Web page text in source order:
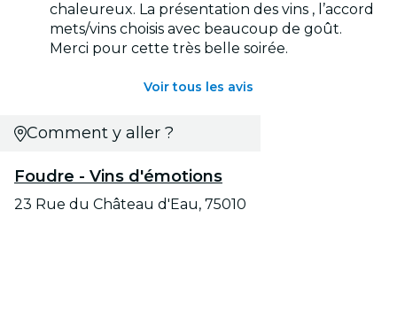
chaleureux. La présentation des vins , l’accord
mets/vins choisis avec beaucoup de goût.
Merci pour cette très belle soirée.
Voir tous les avis
Comment y aller ?
Foudre - Vins d'émotions
23 Rue du Château d'Eau, 75010